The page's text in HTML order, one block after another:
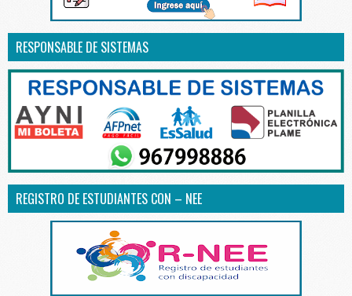
RESPONSABLE DE SISTEMAS
REGISTRO DE ESTUDIANTES CON – NEE